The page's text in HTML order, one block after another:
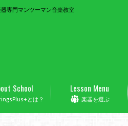
専門マンツーマン音楽教室
School
とは？
Lesson Menu
楽器を選ぶ